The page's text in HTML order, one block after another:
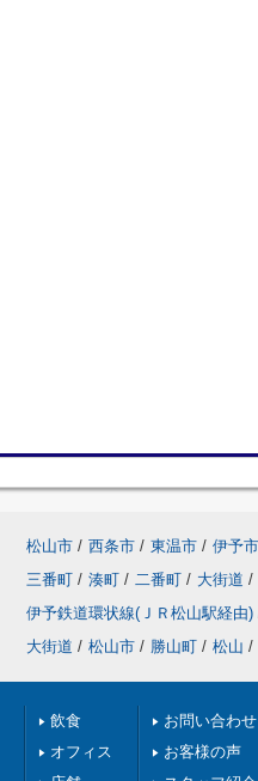
松山市 / 西条市 / 東温市 / 伊予市
三番町 / 湊町 / 二番町 / 大街道 /
伊予鉄道環状線(ＪＲ松山駅経由)
大街道 / 松山市 / 勝山町 / 松山 /
飲食
オフィス
お問い合わせ
お客様の声